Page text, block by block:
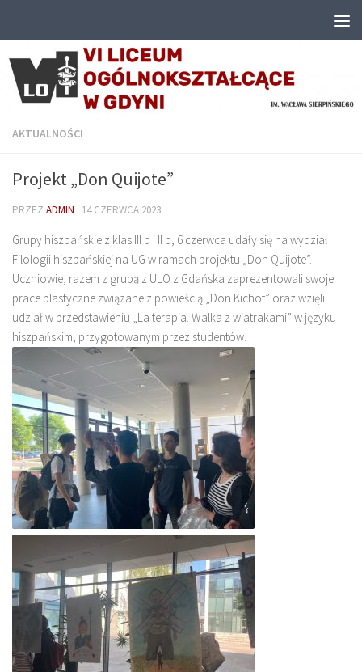
AKTUALNOŚCI
Projekt „Don Quijote”
PRZEZ ADMIN · 14 CZERWCA 2023
Grupy hiszpańskie z klas III b i II b, 6 czerwca udały się na wydział
Filologii hiszpańskiej na UG w ramach projektu „Don Quijote”.
Uczniowie, razem z grupą z ULO z Gdańska zaprezentowali swoje
prace plastyczne związane z powieścią „Don Kichot” oraz wzięli
udział w przedstawieniu „La terapia. Walka z wiatrakami” w języku
hiszpańskim, przygotowanym przez studentów.